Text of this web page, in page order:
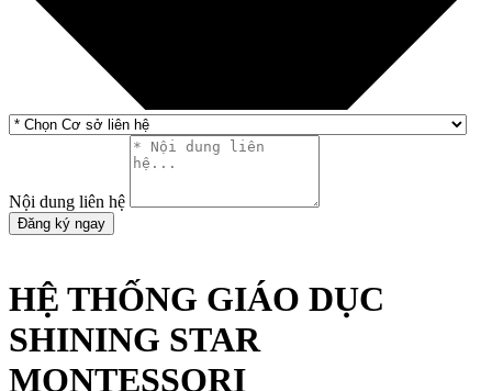
Nội dung liên hệ
Đăng ký ngay
HỆ THỐNG GIÁO DỤC
SHINING STAR
MONTESSORI